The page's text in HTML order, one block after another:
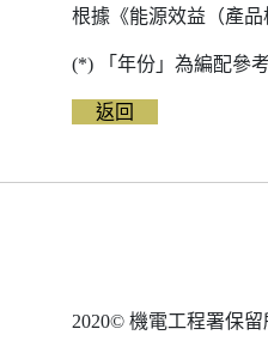
根據《能源效益（產
(*) 「年份」為編配參
返回
2020© 機電工程署保留